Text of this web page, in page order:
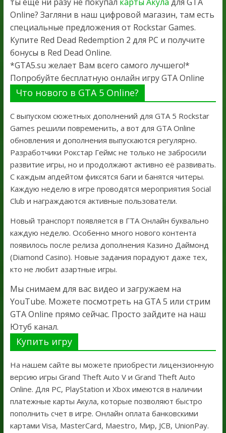
Online? Загляни в наш цифровой магазин, там есть
специальные предложения от Rockstar Games.
Купите Red Dead Redemption 2 для PC и получите
бонусы в Red Dead Online.
*GTA5.su желает Вам всего самого лучшего!*
Попробуйте бесплатную онлайн игру GTA Online
Что нового в GTA 5 Online?
С выпуском сюжетных дополнений для GTA 5 Rockstar
Games решили повременить, а вот для GTA Online
обновления и дополнения выпускаются регулярно.
Разработчики Рокстар Геймс не только не забросили
развитие игры, но и продолжают активно её развивать.
С каждым апдейтом фиксятся баги и банятся читеры.
Каждую неделю в игре проводятся мероприятия Social
Club и награждаются активные пользователи.
Новый транспорт появляется в ГТА Онлайн буквально
каждую неделю. Особенно много нового контента
появилось после релиза дополнения Казино Даймонд
(Diamond Casino). Новые задания порадуют даже тех,
кто не любит азартные игры.
Мы снимаем для вас видео и загружаем на
YouTube. Можете посмотреть на GTA 5 или стрим
GTA Online прямо сейчас. Просто зайдите на наш
Ютуб канал.
Купить игру
На нашем сайте вы можете приобрести лицензионную
версию игры Grand Theft Auto V и Grand Theft Auto
Online. Для PC, PlayStation и Xbox имеются в наличии
платежные карты Акула, которые позволяют быстро
пополнить счет в игре. Онлайн оплата банковскими
картами Visa, MasterCard, Maestro, Мир, JCB, UnionPay.